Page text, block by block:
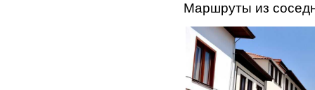
Маршруты из